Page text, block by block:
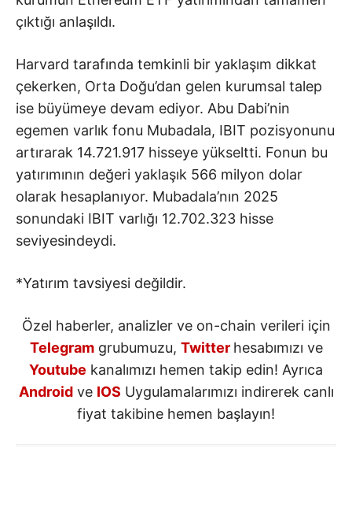
çıktığı anlaşıldı.
Harvard tarafında temkinli bir yaklaşım dikkat
çekerken, Orta Doğu’dan gelen kurumsal talep
ise büyümeye devam ediyor. Abu Dabi’nin
egemen varlık fonu Mubadala, IBIT pozisyonunu
artırarak 14.721.917 hisseye yükseltti. Fonun bu
yatırımının değeri yaklaşık 566 milyon dolar
olarak hesaplanıyor. Mubadala’nın 2025
sonundaki IBIT varlığı 12.702.323 hisse
seviyesindeydi.
*Yatırım tavsiyesi değildir.
Özel haberler, analizler ve on-chain verileri için
Telegramgrubumuzu, Twitter hesabımızı ve
Youtube kanalımızı hemen takip edin! Ayrıca
Androidve IOS Uygulamalarımızı indirerek canlı
fiyat takibine hemen başlayın!